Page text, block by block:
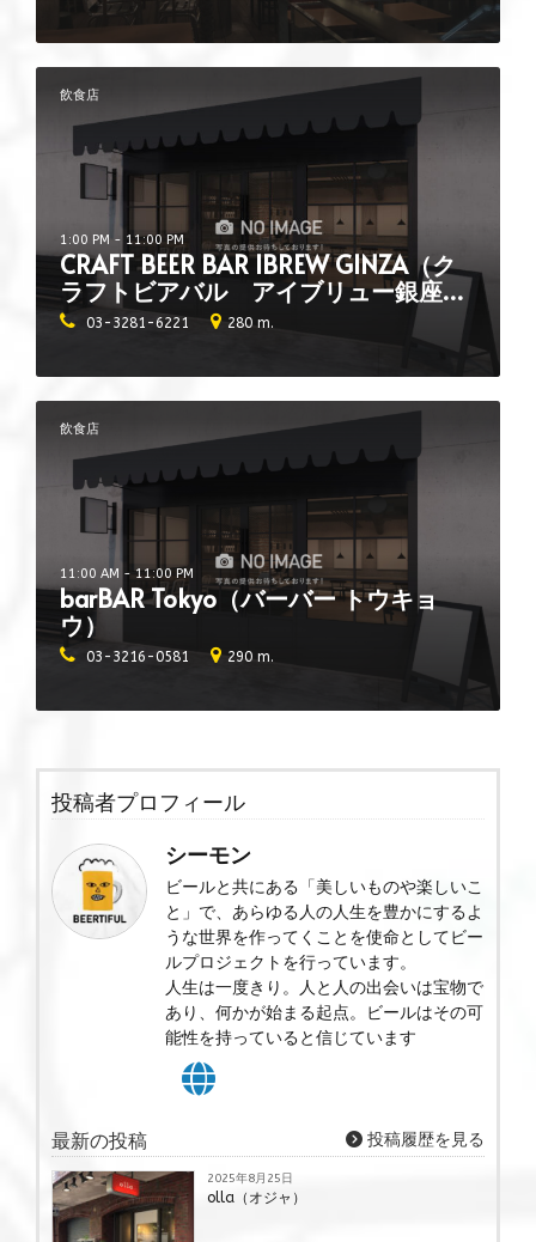
飲食店
CRAFT BEER BAR IBREW GINZA（ク
ラフトビアバル アイブリュー銀座一
丁目店）
1:00 PM - 11:00 PM
03-3281-6221 280 m.
飲食店
barBAR Tokyo（バーバー トウキョ
ウ）
11:00 AM - 11:00 PM
03-3216-0581 290 m.
投稿者プロフィール
シーモン
ビールと共にある「美しいものや楽しいこ
と」で、あらゆる人の人生を豊かにするよ
うな世界を作ってくことを使命としてビー
ルプロジェクトを行っています。
人生は一度きり。人と人の出会いは宝物で
あり、何かが始まる起点。ビールはその可
能性を持っていると信じています
最新の投稿 投稿履歴を見る
2025年8月25日
olla（オジャ）